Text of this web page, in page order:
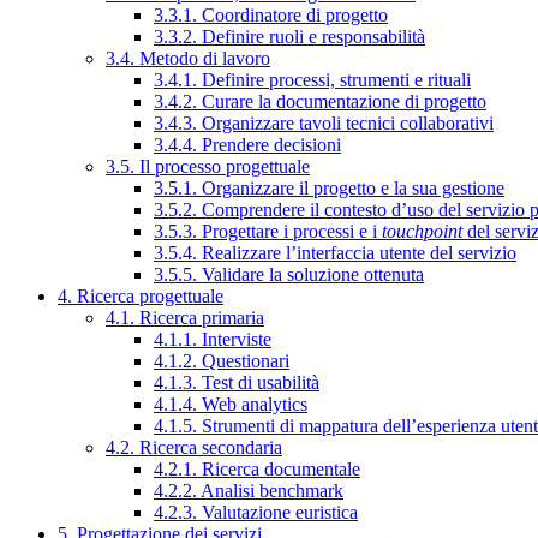
3.3.1. Coordinatore di progetto
3.3.2. Definire ruoli e responsabilità
3.4. Metodo di lavoro
3.4.1. Definire processi, strumenti e rituali
3.4.2. Curare la documentazione di progetto
3.4.3. Organizzare tavoli tecnici collaborativi
3.4.4. Prendere decisioni
3.5. Il processo progettuale
3.5.1. Organizzare il progetto e la sua gestione
3.5.2. Comprendere il contesto d’uso del servizio
3.5.3. Progettare i processi e i touchpointdel
3.5.4. Realizzare l’interfaccia utente del servizio
3.5.5. Validare la soluzione ottenuta
4. Ricerca progettuale
4.1. Ricerca primaria
4.1.1. Interviste
4.1.2. Questionari
4.1.3. Test di usabilità
4.1.4. Web analytics
4.1.5. Strumenti di mappatura dell’esperienza
4.2. Ricerca secondaria
4.2.1. Ricerca documentale
4.2.2. Analisi benchmark
4.2.3. Valutazione euristica
5. Progettazione dei servizi